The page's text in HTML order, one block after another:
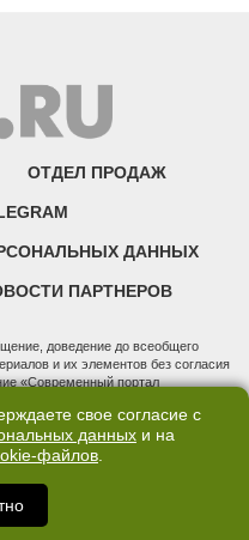
ОТДЕЛ ПРОДАЖ
ДАННЫХ
ПАРТНЕРОВ
доведение до всеобщего
и их элементов без согласия
«Современный портал
и массовых коммуникаций
№ ФС 77 - 76634 от 02.09.2019
"66.ру". Юридический
продаж: 620014, Свердловская
оф. 7015, +7 (343) 288-50-66
Владимирович
свое согласие с
данных и на
файлов.